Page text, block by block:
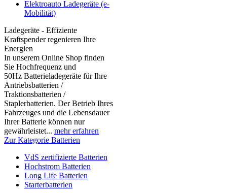
Elektroauto Ladegeräte (e-
Mobilität)
Ladegeräte - Effiziente
Kraftspender regenieren Ihre
Energien
In unserem Online Shop finden
Sie Hochfrequenz und
50Hz Batterieladegeräte für Ihre
Antriebsbatterien /
Traktionsbatterien /
Staplerbatterien. Der Betrieb Ihres
Fahrzeuges und die Lebensdauer
Ihrer Batterie können nur
gewährleistet... mehr erfahren
Zur Kategorie Batterien
VdS zertifizierte Batterien
Hochstrom Batterien
Long Life Batterien
Starterbatterien